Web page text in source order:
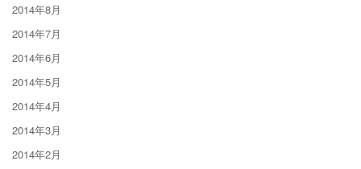
2014年8月
2014年7月
2014年6月
2014年5月
2014年4月
2014年3月
2014年2月